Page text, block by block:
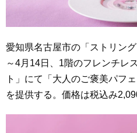
愛知県名古屋市の「ストリン
～4月14日、1階のフレンチレ
ト」にて「大人のご褒美パフ
を提供する。価格は税込み